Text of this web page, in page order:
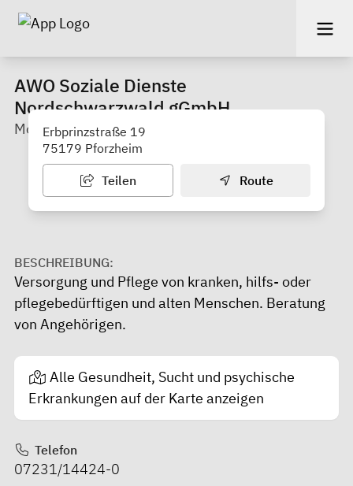
AWO Soziale Dienste
Nordschwarzwald gGmbH
Mobiler Sozialer Dienst,
Erbprinzstraße 19
75179 Pforzheim
Teilen Route
BESCHREIBUNG:
Versorgung und Pflege von kranken, hilfs- oder
pflegebedürftigen und alten Menschen. Beratung
von Angehörigen.
Alle Gesundheit, Sucht und psychische
Erkrankungen auf der Karte anzeigen
Telefon
07231/14424-0